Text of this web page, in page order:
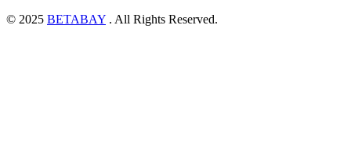
© 2025 BETABAY . All Rights Reserved.